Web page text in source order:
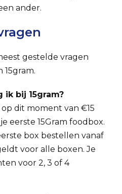
ander.
gestelde vragen
15gram.
bij 15gram?
dit moment van €15
eerste 15Gram foodbox.
box bestellen vanaf
voor alle boxen. Je
voor 2, 3 of 4